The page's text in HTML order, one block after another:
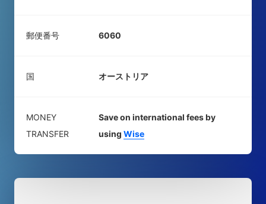
郵便番号 6060
国 オーストリア
MONEY
TRANSFER
Save on international fees by
using Wise